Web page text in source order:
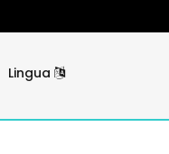
Lingua